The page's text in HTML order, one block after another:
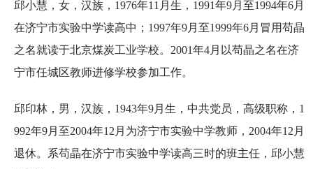
邱小慧，女，汉族，1976年11月生，1991年9月至1994年6月
在济宁市实验中学读高中；1997年9月至1999年6月冒用苟晶
之名就读于北京煤炭工业学校。2001年4月以苟晶之名在济
宁市任城区教师进修学校参加工作。
邱印林，男，汉族，1943年9月生，中共党员，高级职称，1
992年9月至2004年12月为济宁市实验中学教师，2004年12月
退休。系苟晶在济宁市实验中学读高三时的班主任，邱小慧